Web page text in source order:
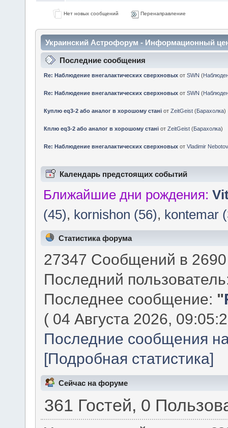
Нет новых сообщений Перенаправление
Украинский Астрофорум - Информационный
Последние сообщения
Re: Наблюдение внегалактических сверхновыхот SWN (
Re: Наблюдение внегалактических сверхновыхот SWN (
Куплю eq3-2 або аналог в хорошому станіот ZeitGeist(Барахолка)
Кплю eq3-2 або аналог в хорошому станіот ZeitGeist(Барахолка)
Re: Наблюдение внегалактических сверхновыхот Vladimir Nebotov
Календарь предстоящих событий
Ближайшие дни рождения:
(45), kornishon (56), kontemar
Статистика форума
27347 Сообщений в
Последний
Последнее сообщение: "
( 04 Августа 2026,
Последние сообщения
[Подробная статистика]
Сейчас на форуме
361 Гостей, 0